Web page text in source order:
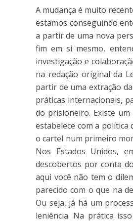
A mudança é muito
estamos conseguindo
a partir de uma nova
fim em si mesmo,
investigação e
na redação original da
partir de uma extração
práticas internacionais,
do prisioneiro. Existe
estabelece com a
o cartel num primeiro
Nos Estados Unidos,
descobertos por conta
aqui você não tem o
parecido com o que na
Ou seja, já há um
leniência. Na prática